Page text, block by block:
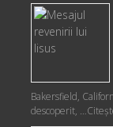
Bakersfield,
descoperit, …